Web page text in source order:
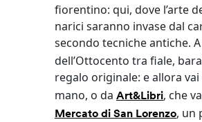
fiorentino: qui, dove l’arte
narici saranno invase dal
secondo tecniche antiche.
dell’Ottocento tra fiale,
regalo originale: e allora vai
mano, o daArt&Libri, che
Mercato di San Lorenzo, un